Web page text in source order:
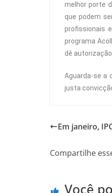
melhor porte
que podem
profissionais
programa
dê autorização.
Aguarda-se a
justa
Em janeiro,
Compartilhe
Você